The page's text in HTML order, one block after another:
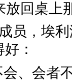
放回桌上
员，埃
：
、会者